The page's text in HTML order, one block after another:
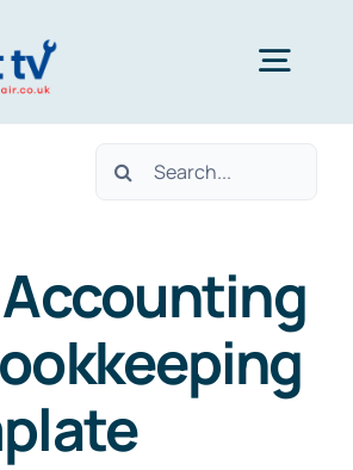
Home
Tv Repair
Products
Search